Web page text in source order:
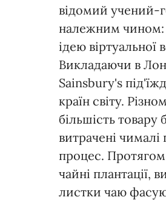
відомий учений-
належним чином:
ідею
Викладаючи в
Sainsbury's
країн світу.
більшість товару
витрачені
процес.
чайні плантації,
листки чаю